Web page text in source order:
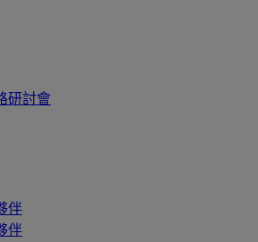
研討會
伴
伴